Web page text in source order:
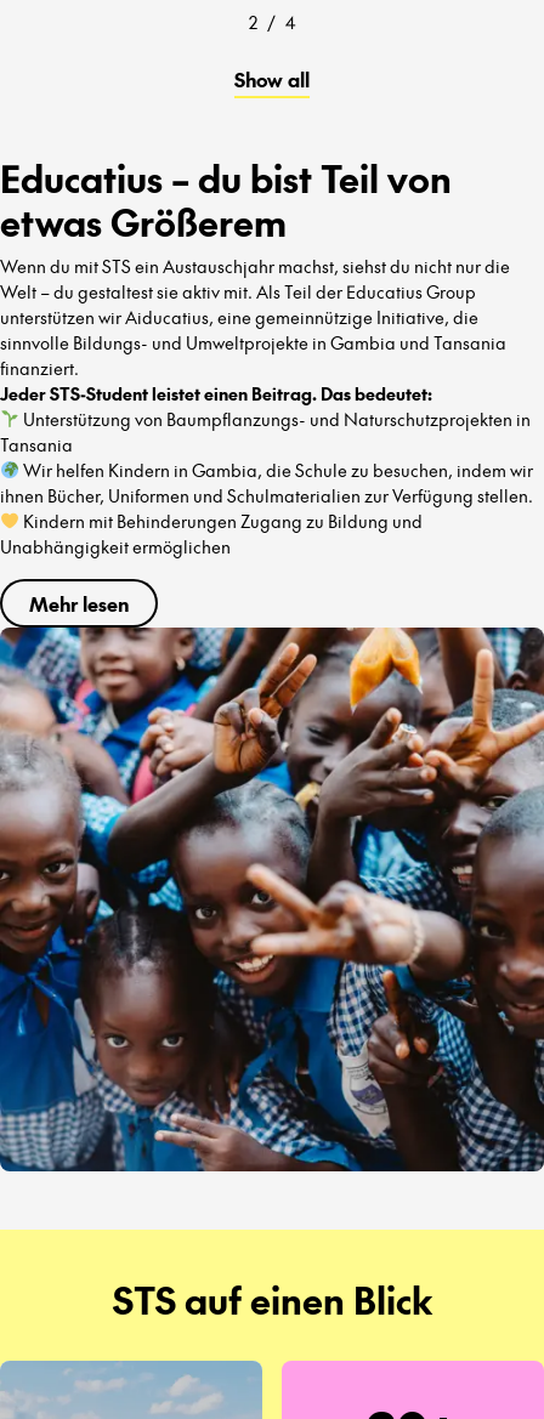
2 / 4
Show all
Educatius – du bist Teil von
etwas Größerem
Wenn du mit STS ein Austauschjahr machst, siehst du nicht nur die
Welt – du gestaltest sie aktiv mit. Als Teil der Educatius Group
unterstützen wir Aiducatius, eine gemeinnützige Initiative, die
sinnvolle Bildungs- und Umweltprojekte in Gambia und Tansania
finanziert.
Jeder STS-Student leistet einen Beitrag. Das bedeutet:
Unterstützung von Baumpflanzungs- und Naturschutzprojekten in
Tansania
Wir helfen Kindern in Gambia, die Schule zu besuchen, indem wir
ihnen Bücher, Uniformen und Schulmaterialien zur Verfügung stellen.
Kindern mit Behinderungen Zugang zu Bildung und
Unabhängigkeit ermöglichen
Mehr lesen
STS auf einen Blick